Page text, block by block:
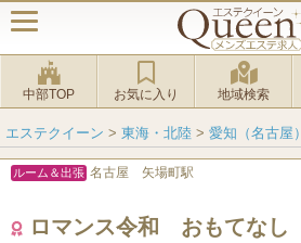
中部TOP お気に入り 地域検索
エステクイーン > 東海・北陸 > 愛知（名古屋）
ルーム＆出張 名古屋 矢場町駅
ロマンス令和 おもてなし